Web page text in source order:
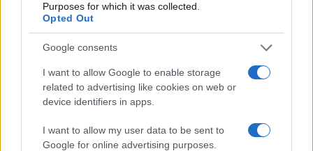
Purposes for which it was collected.
Opted Out
Google consents
I want to allow Google to enable storage
related to advertising like cookies on web or
device identifiers in apps.
I want to allow my user data to be sent to
Google for online advertising purposes.
Az október 30-ig megtekinthető kiállítás
látogatói a bemutatott képek és
dokumentumok mellett digitális eszközök
segítségével részletesebben is
megismerkedhetnek Kertész Imre
útkeresésének éveivel és betekintést
nyerhetnek a Sorstalanság keletkezésébe is.